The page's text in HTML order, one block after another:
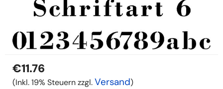
€11.76
(Inkl. 19% Steuern zzgl.Versand)